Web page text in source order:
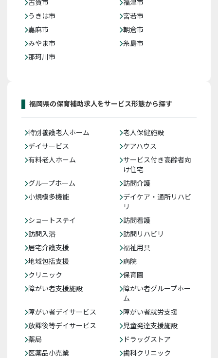
うきは市
宮若市
嘉麻市
朝倉市
みやま市
糸島市
那珂川市
福岡県の保育補助求人をサービス形態から探す
特別養護老人ホーム
老人保健施設
デイサービス
ケアハウス
有料老人ホーム
サービス付き高齢者向
け住宅
グループホーム
訪問介護
小規模多機能
デイケア・通所リハビ
リ
ショートステイ
訪問看護
訪問入浴
訪問リハビリ
居宅介護支援
福祉用具
地域包括支援
病院
クリニック
保育園
障がい者支援施設
障がい者グループホー
ム
障がい者デイサービス
障がい者就労支援
放課後等デイサービス
児童発達支援施設
薬局
ドラッグストア
医薬品小売業
歯科クリニック